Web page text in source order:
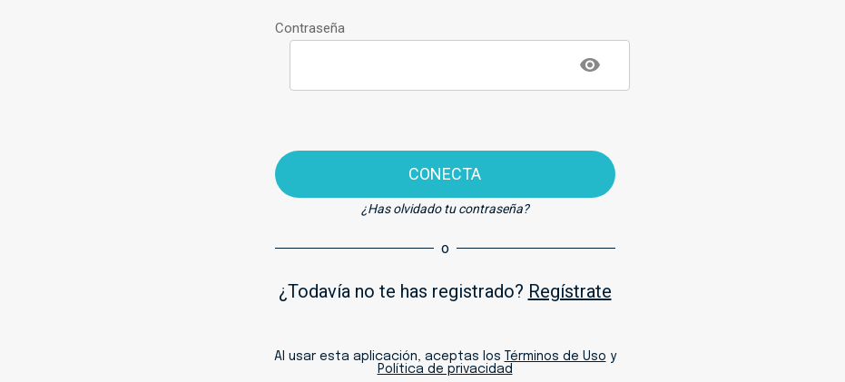
Contraseña
CONECTA
¿Has olvidado tu contraseña?
o
¿Todavía no te has registrado? Regístrate
Al usar esta aplicación, aceptas los Términos de Uso y
Política de privacidad